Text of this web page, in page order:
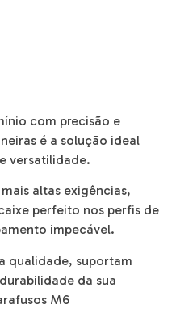
com precisão e
é a solução ideal
versatilidade.
altas exigências,
perfeito nos perfis de
impecável.
qualidade, suportam
da sua
M6